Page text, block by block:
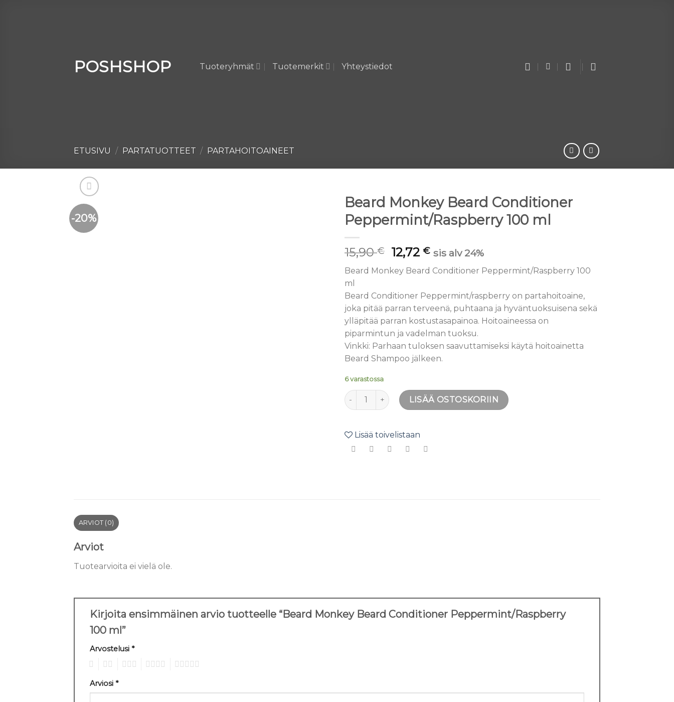
POSHSHOP Tuoteryhmät Tuotemerkit Yhteystiedot
ETUSIVU / PARTATUOTTEET / PARTAHOITOAINEET
-20%
Beard Monkey Beard Conditioner
Peppermint/Raspberry 100 ml
15,90€ 12,72€ sis alv 24%
Beard Monkey Beard Conditioner Peppermint/Raspberry 100
ml
Beard Conditioner Peppermint/raspberry on partahoitoaine,
joka pitää parran terveenä, puhtaana ja hyväntuoksuisena sekä
ylläpitää parran kostustasapainoa. Hoitoaineessa on
piparmintun ja vadelman tuoksu.
Vinkki: Parhaan tuloksen saavuttamiseksi käytä hoitoainetta
Beard Shampoo jälkeen.
6 varastossa
Beard Monkey Beard Conditioner Peppermint/Raspberry 100 ml määrä
LISÄÄ OSTOSKORIIN
Lisää toivelistaan
ARVIOT (0)
Arviot
Tuotearvioita ei vielä ole.
Kirjoita ensimmäinen arvio tuotteelle “Beard Monkey Beard Conditioner Peppermint/Raspberry
100 ml”
Arvostelusi *
Arviosi *